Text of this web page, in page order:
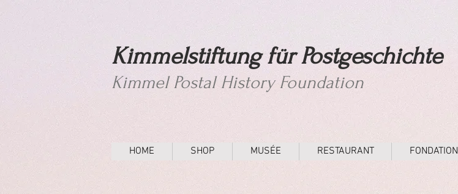
Kimmelstiftung für Postgeschichte
Kimmel Postal History Foundation
HOME SHOP MUSÉE RESTAURANT FONDATION